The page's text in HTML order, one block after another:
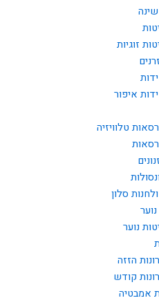
זוגיות
איפור
טלוויזיה
סלון
נוער
הזזה
קודש
אמבטיה